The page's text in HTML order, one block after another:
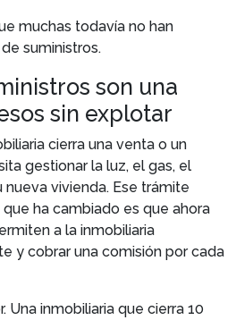
muchas todavía no han
suministros.
son una
sin explotar
cierra una venta o un
gestionar la luz, el gas, el
vivienda. Ese trámite
ha cambiado es que ahora
a la inmobiliaria
y cobrar una comisión por cada
Una inmobiliaria que cierra 10